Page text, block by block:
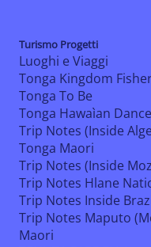
Turismo Progetti
Luoghi e Viaggi
Tonga Kingdom
Tonga To Be
Tonga Hawaìan Dance
Trip Notes (Inside
Tonga Maori
Trip Notes (Inside
Trip Notes Hlane
Trip Notes Inside
Trip Notes Maputo
Maori